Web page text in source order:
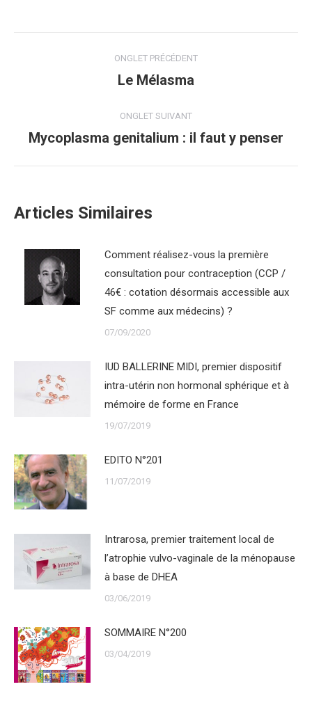
Navigation
commentaire
ONGLET PRÉCÉDENT
Onglet
Le Mélasma
ONGLET SUIVANT
Onglet
Mycoplasma genitalium : il faut y penser
Articles Similaires
Comment réalisez-vous la première
consultation pour contraception (CCP /
46€ : cotation désormais accessible aux
SF comme aux médecins) ?
07/09/2020
IUD BALLERINE MIDI, premier dispositif
intra-utérin non hormonal sphérique et à
mémoire de forme en France
19/07/2019
EDITO N°201
11/07/2019
Intrarosa, premier traitement local de
l’atrophie vulvo-vaginale de la ménopause
à base de DHEA
03/06/2019
SOMMAIRE N°200
03/04/2019